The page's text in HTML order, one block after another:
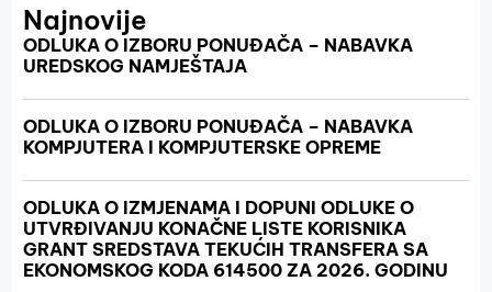
Najnovije
ODLUKA O IZBORU PONUĐAČA – NABAVKA
UREDSKOG NAMJEŠTAJA
ODLUKA O IZBORU PONUĐAČA – NABAVKA
KOMPJUTERA I KOMPJUTERSKE OPREME
ODLUKA O IZMJENAMA I DOPUNI ODLUKE O
UTVRĐIVANJU KONAČNE LISTE KORISNIKA
GRANT SREDSTAVA TEKUĆIH TRANSFERA SA
EKONOMSKOG KODA 614500 ZA 2026. GODINU